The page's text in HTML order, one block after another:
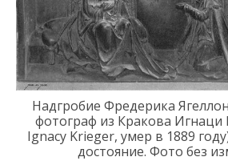
Надгробие Фредерика
фотограф из Кракова Игнаци
Ignacy Krieger, умер в 1889 году
достояние. Фото без